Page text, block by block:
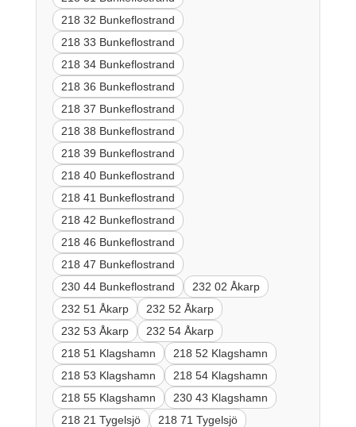
218 32 Bunkeflostrand
218 33 Bunkeflostrand
218 34 Bunkeflostrand
218 36 Bunkeflostrand
218 37 Bunkeflostrand
218 38 Bunkeflostrand
218 39 Bunkeflostrand
218 40 Bunkeflostrand
218 41 Bunkeflostrand
218 42 Bunkeflostrand
218 46 Bunkeflostrand
218 47 Bunkeflostrand
230 44 Bunkeflostrand
232 02 Åkarp
232 51 Åkarp
232 52 Åkarp
232 53 Åkarp
232 54 Åkarp
218 51 Klagshamn
218 52 Klagshamn
218 53 Klagshamn
218 54 Klagshamn
218 55 Klagshamn
230 43 Klagshamn
218 21 Tygelsjö
218 71 Tygelsjö